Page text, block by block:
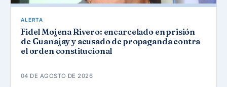
ALERTA
Fidel Mojena Rivero: encarcelado en prisión
de Guanajay y acusado de propaganda contra
el orden constitucional
04 DE AGOSTO DE 2026